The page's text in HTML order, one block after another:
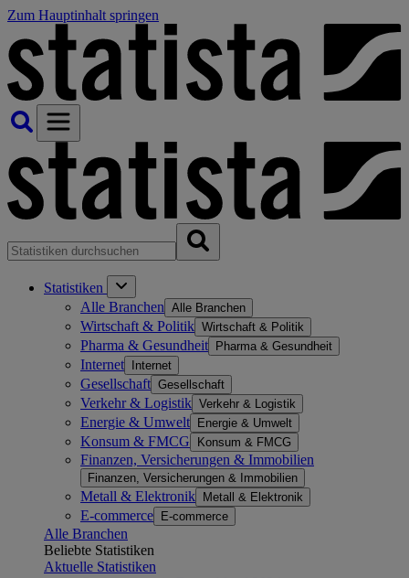
Zum Hauptinhalt springen
Statistiken
Alle Branchen Alle Branchen
Wirtschaft & Politik Wirtschaft & Politik
Pharma & Gesundheit Pharma & Gesundheit
Internet Internet
Gesellschaft Gesellschaft
Verkehr & Logistik Verkehr & Logistik
Energie & Umwelt Energie & Umwelt
Konsum & FMCG Konsum & FMCG
Finanzen, Versicherungen & Immobilien
Finanzen, Versicherungen & Immobilien
Metall & Elektronik Metall & Elektronik
E-commerce E-commerce
Alle Branchen
Beliebte Statistiken
Aktuelle Statistiken